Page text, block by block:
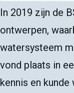
In 2019 zijn de
ontwerpen,
watersysteem
vond plaats in
kennis en kunde